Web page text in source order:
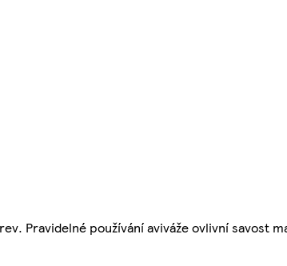
Pravidelné používání aviváže ovlivní savost